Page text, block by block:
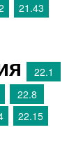
21.43
22.1
22.8
22.15